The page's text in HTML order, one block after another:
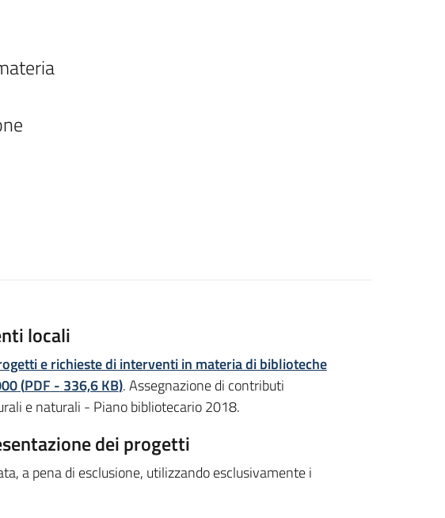
locali
e richieste di interventi in materia di biblioteche
(PDF - 336,6 KB). Assegnazione di contributi
e naturali - Piano bibliotecario 2018.
dei progetti
a pena di esclusione, utilizzando esclusivamente i